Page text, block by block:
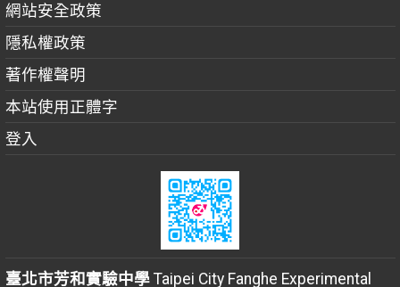
網站安全政策
隱私權政策
著作權聲明
本站使用正體字
登入
臺北市芳和實驗中學Taipei City Fanghe Experimental